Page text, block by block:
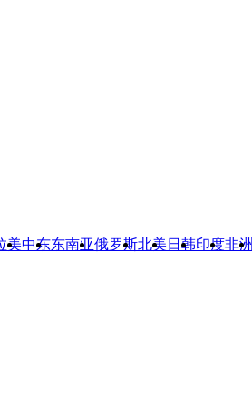
美中东东南亚俄罗斯北美 日韩印度非洲